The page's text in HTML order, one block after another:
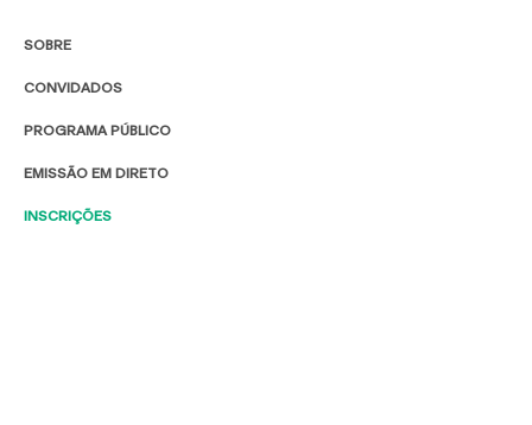
SOBRE
CONVIDADOS
PROGRAMA PÚBLICO
EMISSÃO EM DIRETO
INSCRIÇÕES